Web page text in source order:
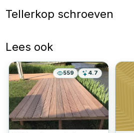
Tellerkop schroeven
Lees ook
559 4.7